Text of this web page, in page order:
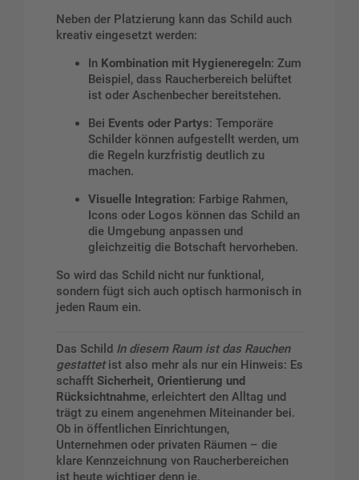
Neben der Platzierung kann das Schild auch
kreativ eingesetzt werden:
In Kombination mit Hygieneregeln: Zum
Beispiel, dass Raucherbereich belüftet
ist oder Aschenbecher bereitstehen.
Bei Events oder Partys: Temporäre
Schilder können aufgestellt werden, um
die Regeln kurzfristig deutlich zu
machen.
Visuelle Integration: Farbige Rahmen,
Icons oder Logos können das Schild an
die Umgebung anpassen und
gleichzeitig die Botschaft hervorheben.
So wird das Schild nicht nur funktional,
sondern fügt sich auch optisch harmonisch in
jeden Raum ein.
Das Schild In diesem Raum ist das Rauchen
gestattetist also mehr als nur ein Hinweis: Es
schafft Sicherheit, Orientierung und
Rücksichtnahme, erleichtert den Alltag und
trägt zu einem angenehmen Miteinander bei.
Ob in öffentlichen Einrichtungen,
Unternehmen oder privaten Räumen – die
klare Kennzeichnung von Raucherbereichen
ist heute wichtiger denn je.